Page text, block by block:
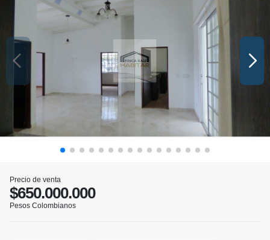
Precio de venta
$650.000.000
Pesos Colombianos